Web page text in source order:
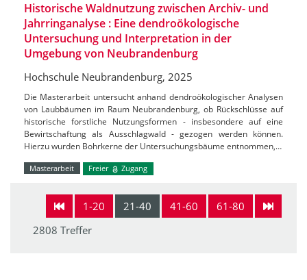
Historische Waldnutzung zwischen Archiv- und
Jahrringanalyse : Eine dendroökologische
Untersuchung und Interpretation in der
Umgebung von Neubrandenburg
Hochschule Neubrandenburg, 2025
Die Masterarbeit untersucht anhand dendroökologischer Analysen
von Laubbäumen im Raum Neubrandenburg, ob Rückschlüsse auf
historische forstliche Nutzungsformen - insbesondere auf eine
Bewirtschaftung als Ausschlagwald - gezogen werden können.
Hierzu wurden Bohrkerne der Untersuchungsbäume entnommen,…
Masterarbeit Freier Zugang
1-20 21-40 41-60
61-80
2808 Treffer